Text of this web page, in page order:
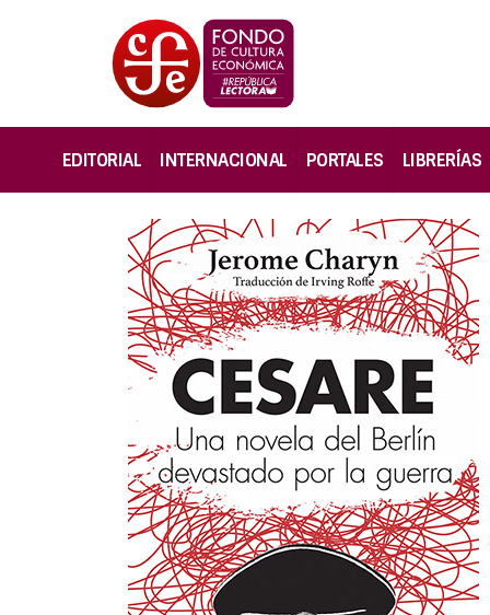
EDITORIAL INTERNACIONAL PORTALES LIBRERÍAS